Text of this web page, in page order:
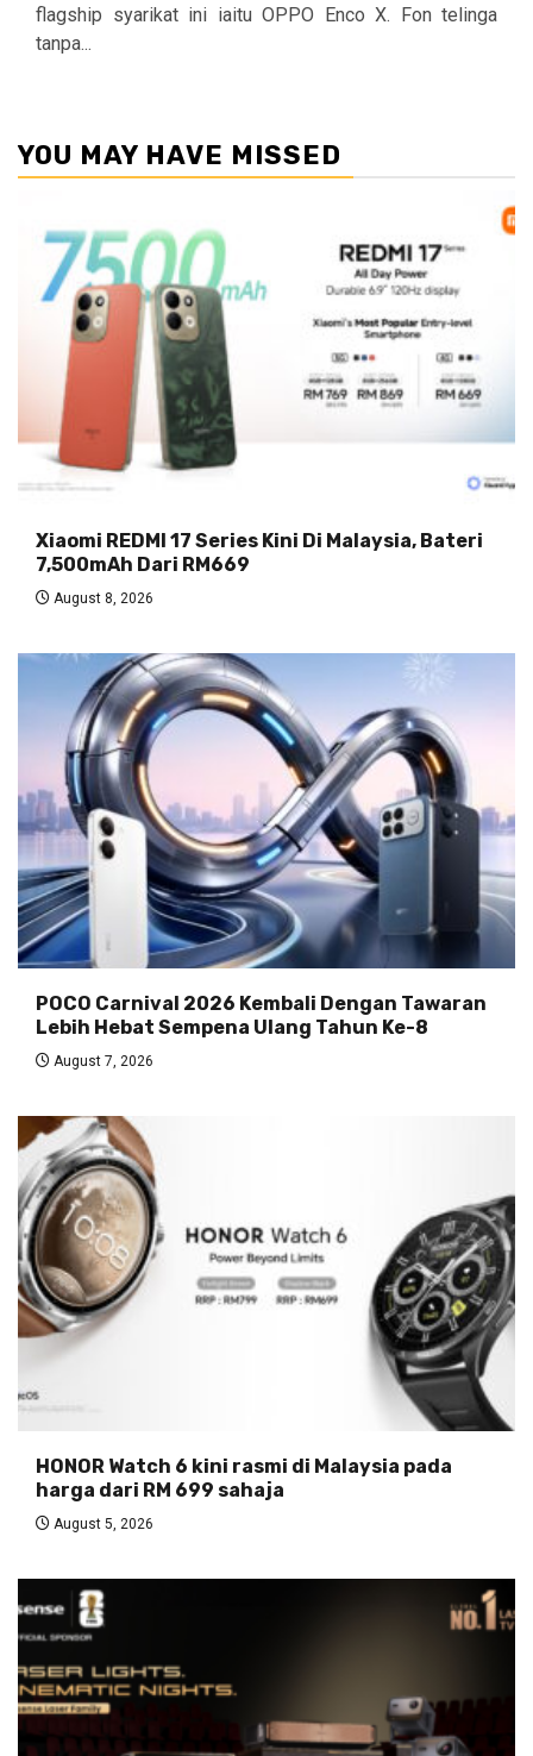
flagship syarikat ini iaitu OPPO Enco X. Fon telinga
tanpa...
YOU MAY HAVE MISSED
Xiaomi REDMI 17 Series Kini Di Malaysia, Bateri
7,500mAh Dari RM669
August 8, 2026
POCO Carnival 2026 Kembali Dengan Tawaran
Lebih Hebat Sempena Ulang Tahun Ke-8
August 7, 2026
HONOR Watch 6 kini rasmi di Malaysia pada
harga dari RM 699 sahaja
August 5, 2026